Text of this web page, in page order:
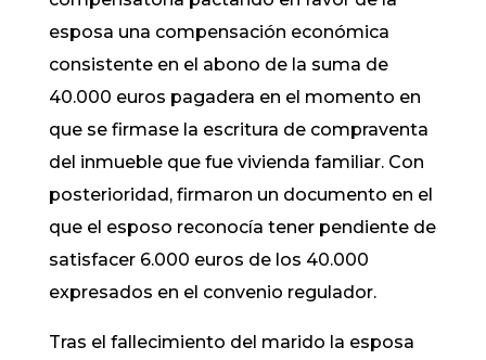
esposa una compensación económica
consistente en el abono de la suma de
40.000 euros pagadera en el momento en
que se firmase la escritura de compraventa
del inmueble que fue vivienda familiar. Con
posterioridad, firmaron un documento en el
que el esposo reconocía tener pendiente de
satisfacer 6.000 euros de los 40.000
expresados en el convenio regulador.
Tras el fallecimiento del marido la esposa